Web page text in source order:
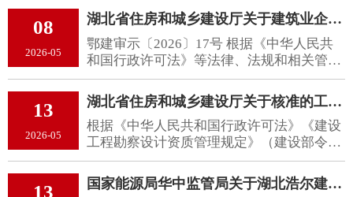
08
2026-05
湖北省住房和城乡建设厅关于建筑业企业资质、建设工程质量检测机构资质审查意见的公示
鄂建审示〔2026〕17号 根据《中华人民共
和国行政许可法》等法律、法规和相关管理
规定，我厅组织对建设工程企业所提交的申
报资料进行了审查。现将审查意见予以公示
（附件），并将有关事项通知如下：
13
2026-05
湖北省住房和城乡建设厅关于核准的工程勘察设计企业资质名单的公告
根据《中华人民共和国行政许可法》《建设
工程勘察设计资质管理规定》（建设部令第
160号）和有关文件规定，现将委托市
（州）住（城）建主管部门审查合格的工程
勘察设计企业名单予以公布。
13 国家能源局华中监管局关于湖北浩尔建设工程有限公司等企业行政许可决定